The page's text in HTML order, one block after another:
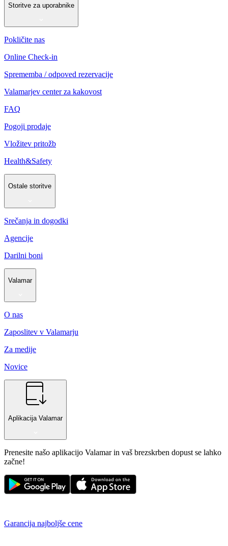
Storitve za uporabnike
Pokličite nas
Online Check-in
Sprememba / odpoved rezervacije
Valamarjev center za kakovost
FAQ
Pogoji prodaje
Vložitev pritožb
Health&Safety
Ostale storitve
Srečanja in dogodki
Agencije
Darilni boni
Valamar
O nas
Zaposlitev v Valamarju
Za medije
Novice
Aplikacija Valamar
Prenesite našo aplikacijo Valamar in vaš brezskrben dopust se lahko
začne!
Garancija najboljše cene